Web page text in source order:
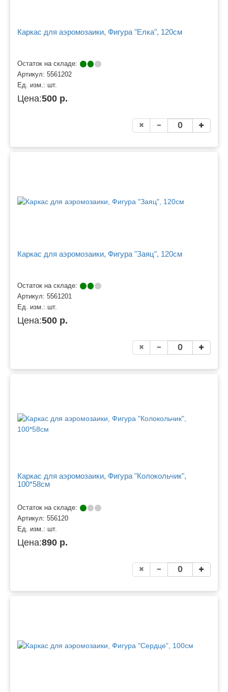
Каркас для аэромозаики, Фигура "Елка", 120см
Остаток на складе:
Артикул: 5561202
Ед. изм.: шт.
Цена:500 р.
Каркас для аэромозаики, Фигура "Заяц", 120см
Остаток на складе:
Артикул: 5561201
Ед. изм.: шт.
Цена:500 р.
Каркас для аэромозаики, Фигура "Колокольчик",
100*58см
Остаток на складе:
Артикул: 556120
Ед. изм.: шт.
Цена:890 р.